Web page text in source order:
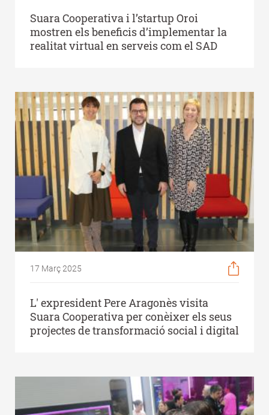
Suara Cooperativa i l’startup Oroi
mostren els beneficis d’implementar la
realitat virtual en serveis com el SAD
17 Març 2025
L' expresident Pere Aragonès visita
Suara Cooperativa per conèixer els seus
projectes de transformació social i digital